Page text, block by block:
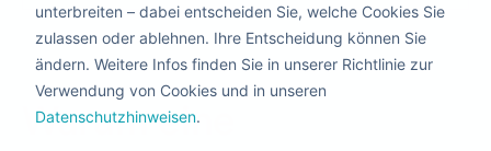
Warum eine
unterbreiten – dabei entscheiden Sie, welche Cookies Sie
zulassen oder ablehnen. Ihre Entscheidung können Sie
ändern. Weitere Infos finden Sie in unserer Richtlinie zur
Verwendung von Cookies und in unseren
Datenschutzhinweisen.